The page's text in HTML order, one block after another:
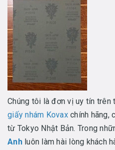
Chúng tôi là đơn vị uy tín trên
giấy nhám Kovaxchính hãng,
từ Tokyo Nhật Bản. Trong
Anhluôn làm hài lòng khách